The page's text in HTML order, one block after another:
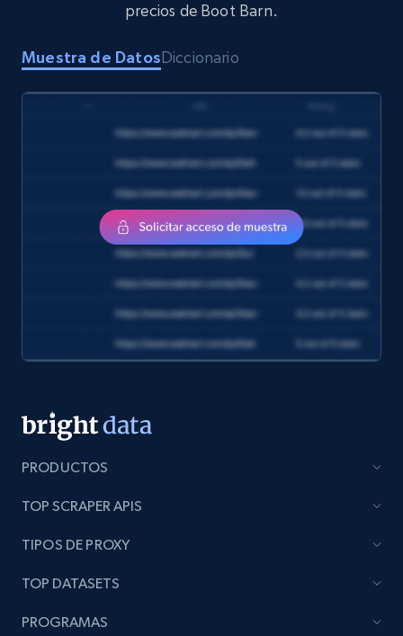
1.3K+ 175+
amazon, Description amazon, Initial price
amazon, Currency amazon, Availability amazon,
and more.
eCommerce
132+ Buy Now
Zara - Products
Category id, Product id, Product name, Price,
more.
eCommerce
precios de Boot Barn.
Muestra de DatosDiccionario
PRODUCTOS
TOP SCRAPER APIS
TIPOS DE PROXY
TOP DATASETS
PROGRAMAS